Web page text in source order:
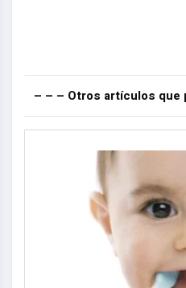
– – – Otros artículos